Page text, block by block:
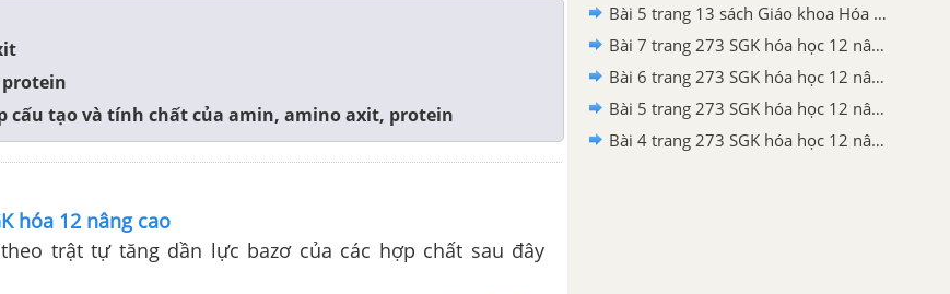
protein
cấu tạo và tính chất của amin, amino axit, protein
hóa 12 nâng cao
trật tự tăng dần lực bazơ của các hợp chất sau đây
Bài 5 trang 13 sách Giáo khoa Hóa học 12 Nâng cao
Bài 7 trang 273 SGK hóa học 12 nâng cao
Bài 6 trang 273 SGK hóa học 12 nâng cao
Bài 5 trang 273 SGK hóa học 12 nâng cao
Bài 4 trang 273 SGK hóa học 12 nâng cao